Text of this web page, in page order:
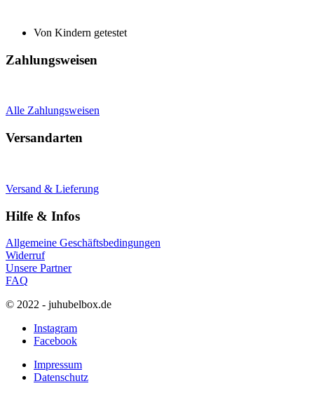
Von Kindern getestet
Zahlungsweisen
Alle Zahlungsweisen
Versandarten
Versand & Lieferung
Hilfe & Infos
Allgemeine Geschäftsbedingungen
Widerruf
Unsere Partner
FAQ
© 2022 - juhubelbox.de
Instagram
Facebook
Impressum
Datenschutz